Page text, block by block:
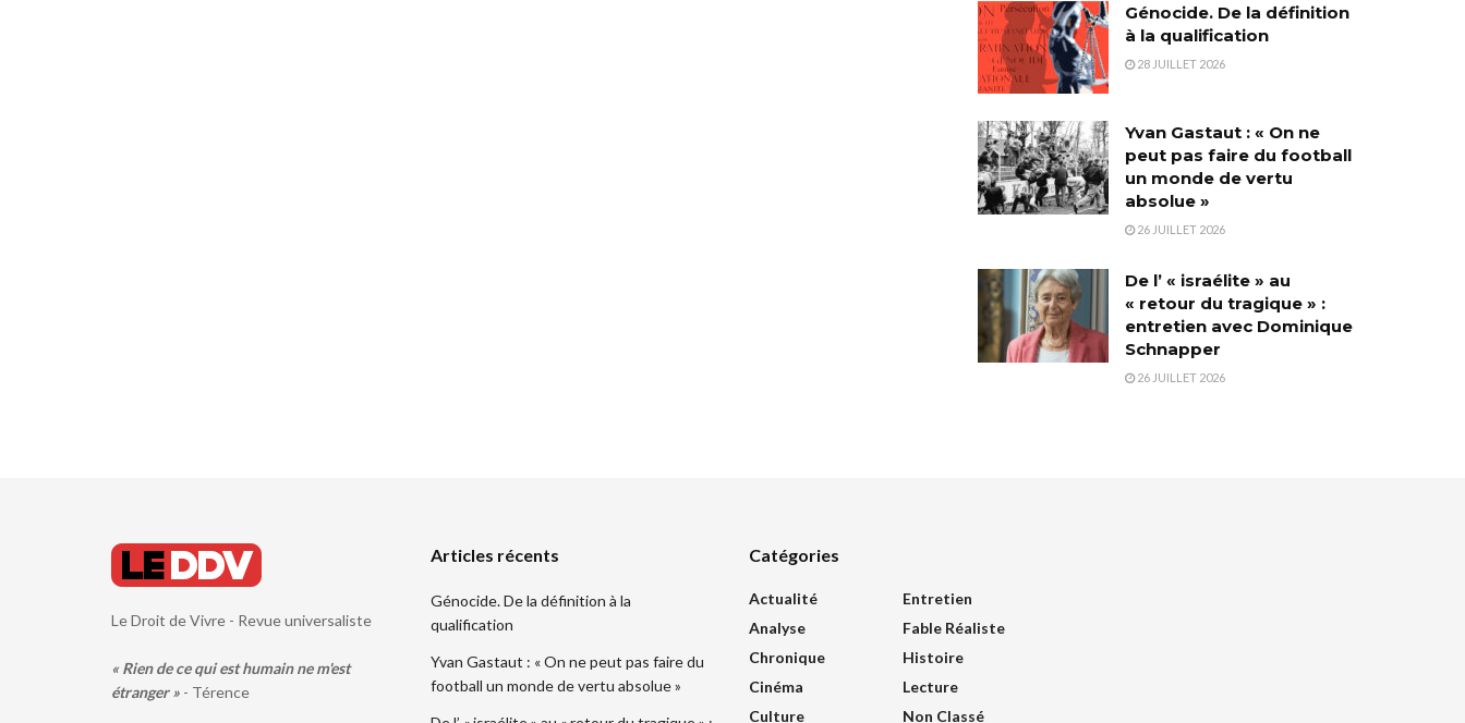
Génocide. De la définition
à la qualification
28 JUILLET 2026
Yvan Gastaut : « On ne
peut pas faire du football
un monde de vertu
absolue »
26 JUILLET 2026
De l’ « israélite » au
« retour du tragique » :
entretien avec Dominique
Schnapper
26 JUILLET 2026
Le Droit de Vivre - Revue universaliste
« Rien de ce qui est humain ne m'est
étranger » - Térence
Articles récents
Génocide. De la définition à la
qualification
Yvan Gastaut : « On ne peut pas faire du
football un monde de vertu absolue »
Catégories
Actualité
Analyse
Chronique
Cinéma
Culture
Entretien
Fable Réaliste
Histoire
Lecture
Non Classé